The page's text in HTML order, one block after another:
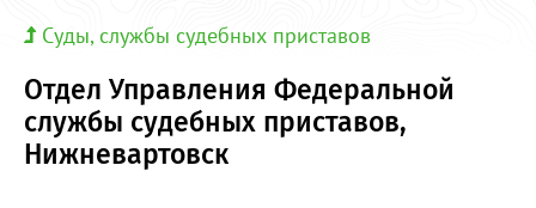
Суды, службы судебных приставов
Отдел Управления Федеральной
службы судебных приставов,
Нижневартовск